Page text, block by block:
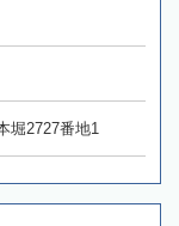
堀2727番地1